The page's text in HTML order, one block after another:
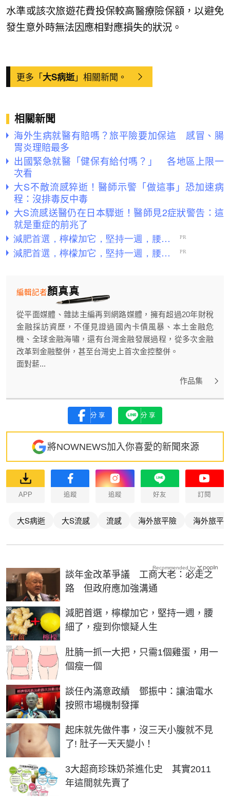
水準或該次旅遊花費投保較高醫療險保額，以避免
發生意外時無法因應相對應損失的狀況。
更多「大S病逝」相關新聞。
相關新聞
海外生病就醫有賠嗎？旅平險要加保這 感冒、腸
胃炎理賠最多
出國緊急就醫「健保有給付嗎？」 各地區上限一
次看
大S不敵流感猝逝！醫師示警「做這事」恐加速病
程：沒排毒反中毒
大S流感送醫仍在日本驟逝！醫師見2症狀警告：這
就是重症的前兆了
顏真真
編輯記者
從平面媒體、雜誌主編再到網路媒體，擁有超過20年財稅
金融採訪資歷，不僅見證過國內卡債風暴、本土金融危
機、全球金融海嘯，還有台灣金融發展過程，從多次金融
改革到金融整併，甚至台灣史上首次金控整併。
面對薪...
作品集
分享 分享
將NOWNEWS加入你喜愛的新聞來源
APP 追蹤 追蹤 好友 訂閱
大S病逝 大S流感 流感 海外旅平險 海外旅平
談年金改革爭議 工商大老：必走之
路 但政府應加強溝通
減肥首選，檸檬加它，堅持一週，腰
細了，瘦到你懷疑人生
PR
肚腩一抓一大把，只需1個雞蛋，用一
個瘦一個
PR
談任內滿意政績 鄧振中：讓油電水
按照市場機制發揮
起床就先做件事，沒三天小腹就不見
了! 肚子一天天變小！
PR
3大超商珍珠奶茶進化史 其實2011
年這間就先賣了
Recommended by